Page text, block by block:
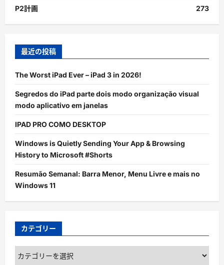
P2計画 273
最近の投稿
The Worst iPad Ever – iPad 3 in 2026!
Segredos do iPad parte dois modo organização visual
modo aplicativo em janelas
IPAD PRO COMO DESKTOP
Windows is Quietly Sending Your App & Browsing
History to Microsoft #Shorts
Resumão Semanal: Barra Menor, Menu Livre e mais no
Windows 11
カテゴリー
カ